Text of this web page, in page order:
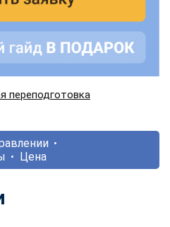
переподготовка
Цена